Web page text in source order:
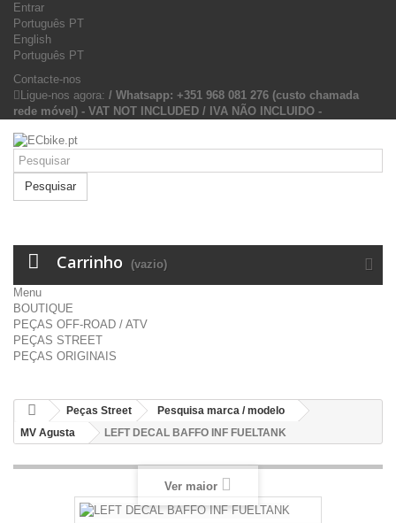
Entrar
Português PT
English
Português PT
Contacte-nos
Ligue-nos agora: / Whatsapp: +351 968 081 276 (custo chamada
rede móvel) - VAT NOT INCLUDED / IVA NÃO INCLUIDO -
Pesquisar
Carrinho (vazio)
Menu
BOUTIQUE
PEÇAS OFF-ROAD / ATV
PEÇAS STREET
PEÇAS ORIGINAIS
Peças Street
Pesquisa marca / modelo
MV Agusta
LEFT DECAL BAFFO INF FUELTANK
Ver maior